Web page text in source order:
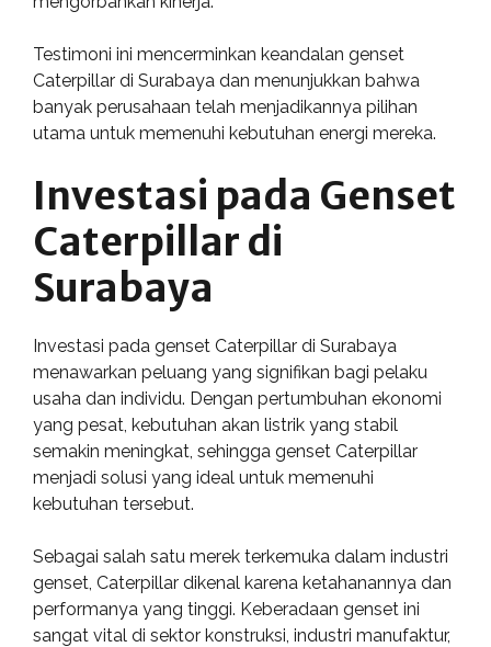
Testimoni ini mencerminkan keandalan genset
Caterpillar di Surabaya dan menunjukkan bahwa
banyak perusahaan telah menjadikannya pilihan
utama untuk memenuhi kebutuhan energi mereka.
Investasi pada Genset
Caterpillar di
Surabaya
Investasi pada genset Caterpillar di Surabaya
menawarkan peluang yang signifikan bagi pelaku
usaha dan individu. Dengan pertumbuhan ekonomi
yang pesat, kebutuhan akan listrik yang stabil
semakin meningkat, sehingga genset Caterpillar
menjadi solusi yang ideal untuk memenuhi
kebutuhan tersebut.
Sebagai salah satu merek terkemuka dalam industri
genset, Caterpillar dikenal karena ketahanannya dan
performanya yang tinggi. Keberadaan genset ini
sangat vital di sektor konstruksi, industri manufaktur,